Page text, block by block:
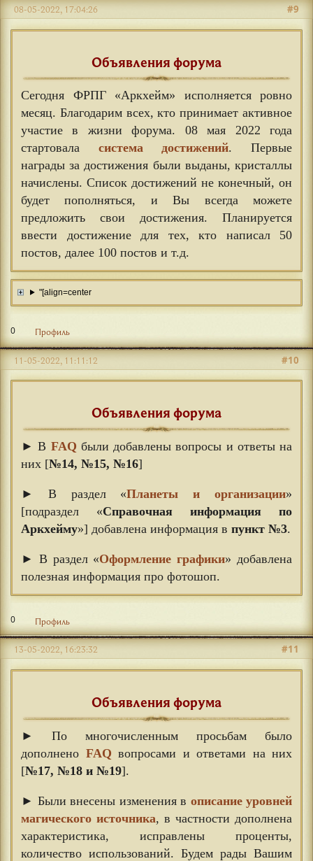
#9
08-05-2022, 17:04:26
Объявления форума
Сегодня ФРПГ «Аркхейм» исполняется ровно
месяц. Благодарим всех, кто принимает активное
участие в жизни форума. 08 мая 2022 года
стартовала система достижений. Первые
награды за достижения были выданы, кристаллы
начислены. Список достижений не конечный, он
будет пополняться, и Вы всегда можете
предложить свои достижения. Планируется
ввести достижение для тех, кто написал 50
постов, далее 100 постов и т.д.
"[align=center
0 Профиль
#10
11-05-2022, 11:11:12
Объявления форума
► В FAQ были добавлены вопросы и ответы на
них [№14, №15, №16]
► В раздел «Планеты и организации»
[подраздел «Справочная информация по
Аркхейму»] добавлена информация в пункт №3.
► В раздел «Оформление графики» добавлена
полезная информация про фотошоп.
0 Профиль
#11
13-05-2022, 16:23:32
Объявления форума
► По многочисленным просьбам было
дополнено FAQ вопросами и ответами на них
[№17, №18 и №19].
► Были внесены изменения в описание уровней
магического источника, в частности дополнена
характеристика, исправлены проценты,
количество использований. Будем рады Вашим